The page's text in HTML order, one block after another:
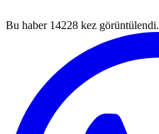
Bu haber 14228 kez görüntülendi.